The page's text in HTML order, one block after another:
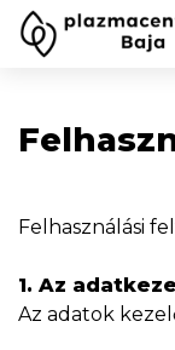
Felhasználási
1. Az
Az adatok